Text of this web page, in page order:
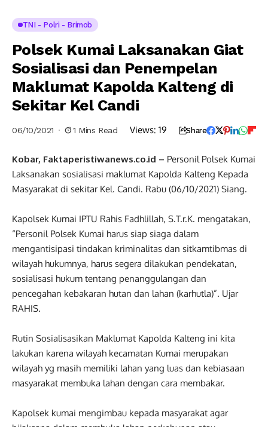
TNI - Polri - Brimob
Polsek Kumai Laksanakan Giat
Sosialisasi dan Penempelan
Maklumat Kapolda Kalteng di
Sekitar Kel Candi
06/10/2021 1 Mins Read Views: 19 Share
Kobar, Faktaperistiwanews.co.id – Personil Polsek Kumai
Laksanakan sosialisasi maklumat Kapolda Kalteng Kepada
Masyarakat di sekitar Kel. Candi. Rabu (06/10/2021) Siang.
Kapolsek Kumai IPTU Rahis Fadhlillah, S.T.r.K. mengatakan,
“Personil Polsek Kumai harus siap siaga dalam
mengantisipasi tindakan kriminalitas dan sitkamtibmas di
wilayah hukumnya, harus segera dilakukan pendekatan,
sosialisasi hukum tentang penanggulangan dan
pencegahan kebakaran hutan dan lahan (karhutla)”. Ujar
RAHIS.
Rutin Sosialisasikan Maklumat Kapolda Kalteng ini kita
lakukan karena wilayah kecamatan Kumai merupakan
wilayah yg masih memiliki lahan yang luas dan kebiasaan
masyarakat membuka lahan dengan cara membakar.
Kapolsek kumai mengimbau kepada masyarakat agar